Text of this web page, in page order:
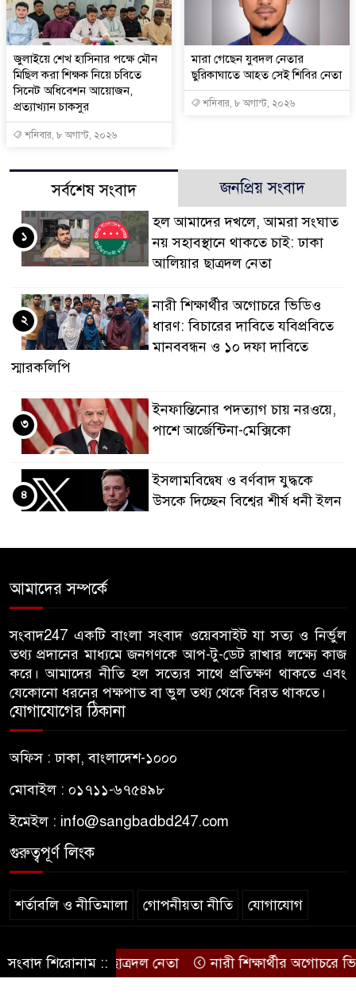
জুলাইয়ে শেখ হাসিনার পক্ষে মৌন
মিছিল করা শিক্ষক নিয়ে চবিতে
সিনেট অধিবেশন আয়োজন,
প্রত্যাখ্যান চাকসুর
শনিবার, ৮ অগাস্ট, ২০২৬
মারা গেছেন যুবদল নেতার
ছুরিকাঘাতে আহত সেই শিবির নেতা
শনিবার, ৮ অগাস্ট, ২০২৬
সর্বশেষ সংবাদ জনপ্রিয় সংবাদ
হল আমাদের দখলে, আমরা সংঘাত
নয় সহাবস্থানে থাকতে চাই: ঢাকা
আলিয়ার ছাত্রদল নেতা
১
নারী শিক্ষার্থীর অগোচরে ভিডিও
ধারণ: বিচারের দাবিতে যবিপ্রবিতে
মানববন্ধন ও ১০ দফা দাবিতে
স্মারকলিপি
২
ইনফান্তিনোর পদত্যাগ চায় নরওয়ে,
পাশে আর্জেন্টিনা-মেক্সিকো
৩
ইসলামবিদ্বেষ ও বর্ণবাদ যুদ্ধকে
উসকে দিচ্ছেন বিশ্বের শীর্ষ ধনী ইলন
৪
নেতা
গাছ-বাঁশ দিয়ে বানানো সাঁকো লাল
ফিতা কেটে উদ্বোধন করলেন
৬
জন্মনিবন্ধন সংশোধনের নামে অর্থ
৭
জবিতে ছাত্রদলের হামলায় ভেঙে
ঢাকা আলিয়া মাদ্রাসায় শিবিরের
নেতাকর্মীরা
আমাদের সম্পর্কে
সংবাদ247 একটি বাংলা সংবাদ ওয়েবসাইট যা সত্য ও নির্ভুল
তথ্য প্রদানের মাধ্যমে জনগণকে আপ-টু-ডেট রাখার লক্ষ্যে কাজ
করে। আমাদের নীতি হল সত্যের সাথে প্রতিক্ষণ থাকতে এবং
যেকোনো ধরনের পক্ষপাত বা ভুল তথ্য থেকে বিরত থাকতে।
যোগাযোগের ঠিকানা
অফিস : ঢাকা, বাংলাদেশ-১০০০
মোবাইল : ০১৭১১-৬৭৫৪৯৮
ইমেইল : info@sangbadbd247.com
গুরুত্বপূর্ণ লিংক
শর্তাবলি ও নীতিমালা গোপনীয়তা নীতি যোগাযোগ
© sangbadbd247
.
সংবাদ শিরোনাম ::
আলিয়ার ছাত্রদল নেতা নারী শিক্ষার্থীর অগোচরে